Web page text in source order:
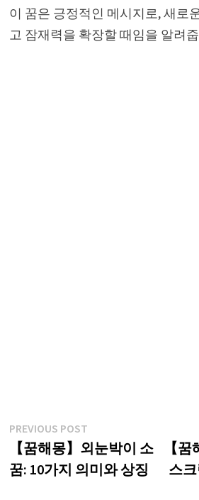
이 꿈은 긍정적인 메시지로, 새로
고 잠재력을 확장할 때임을 알려
글
탐
색
PREVIOUS POSTPrevious
post:
【꿈해몽】외눈박이 소
꿈: 10가지 의미와 상징
【
스